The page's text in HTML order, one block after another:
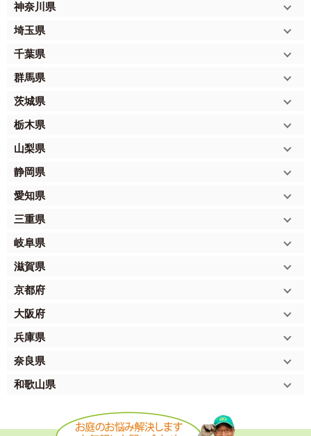
神奈川県
埼玉県
千葉県
群馬県
茨城県
栃木県
山梨県
静岡県
愛知県
三重県
岐阜県
滋賀県
京都府
大阪府
兵庫県
奈良県
和歌山県